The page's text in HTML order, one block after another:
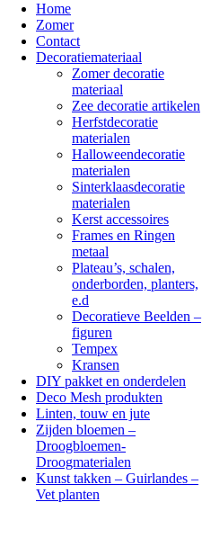
Home
Zomer
Contact
Decoratiemateriaal
Zomer decoratie
materiaal
Zee decoratie artikelen
Herfstdecoratie
materialen
Halloweendecoratie
materialen
Sinterklaasdecoratie
materialen
Kerst accessoires
Frames en Ringen
metaal
Plateau’s, schalen,
onderborden, planters,
e.d
Decoratieve Beelden –
figuren
Tempex
Kransen
DIY pakket en onderdelen
Deco Mesh produkten
Linten, touw en jute
Zijden bloemen –
Droogbloemen-
Droogmaterialen
Kunst takken – Guirlandes –
Vet planten